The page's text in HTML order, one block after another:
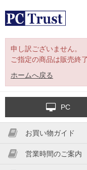
申し訳ございません。
ご指定の商品は販売終
ホームへ戻る
PC
お買い物ガイド
営業時間のご案内